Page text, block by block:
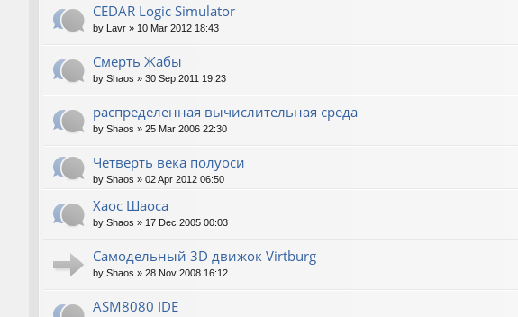
CEDAR Logic Simulator
by Lavr » 10 Mar 2012 18:43
Смерть Жабы
by Shaos » 30 Sep 2011 19:23
распределенная вычислительная среда
by Shaos » 25 Mar 2006 22:30
Четверть века полуоси
by Shaos » 02 Apr 2012 06:50
Хаос Шаоса
by Shaos » 17 Dec 2005 00:03
Самодельный 3D движок Virtburg
by Shaos » 28 Nov 2008 16:12
ASM8080 IDE